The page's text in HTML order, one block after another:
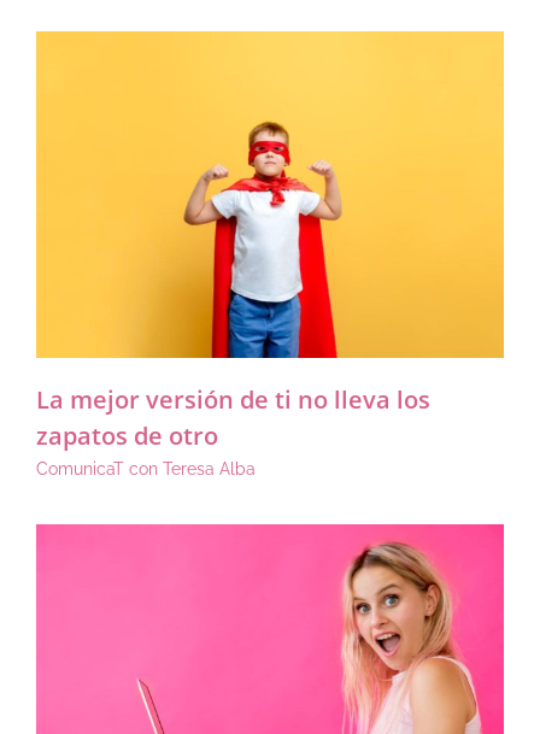
La mejor versión de ti no lleva los
zapatos de otro
ComunicaT con Teresa Alba